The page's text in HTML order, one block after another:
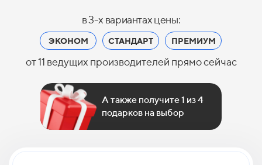
в 3-х вариантах цены:
ЭКОНОМ СТАНДАРТ ПРЕМИУМ
от 11 ведущих производителей прямо сейчас
А также получите 1 из 4
подарков на выбор